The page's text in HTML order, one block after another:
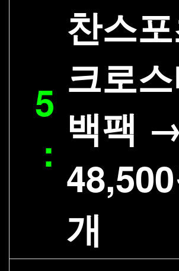
5
:
찬스
크로
백팩 →
개